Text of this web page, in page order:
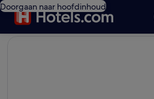
Doorgaan naar hoofdinhoud